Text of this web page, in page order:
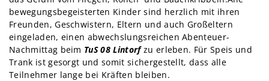
bewegungsbegeisterten Kinder sind herzlich mit ihren
Freunden, Geschwistern, Eltern und auch Großeltern
eingeladen, einen abwechslungsreichen Abenteuer-
Nachmittag beim TuS 08 Lintorfzu erleben. Für Speis und
Trank ist gesorgt und somit sichergestellt, dass alle
Teilnehmer lange bei Kräften bleiben.